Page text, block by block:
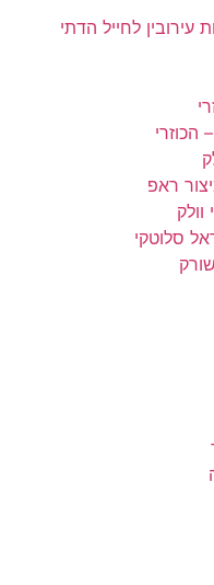
עירובין לחייל הדתי
הכוזרי
ראפ
סלוטקי